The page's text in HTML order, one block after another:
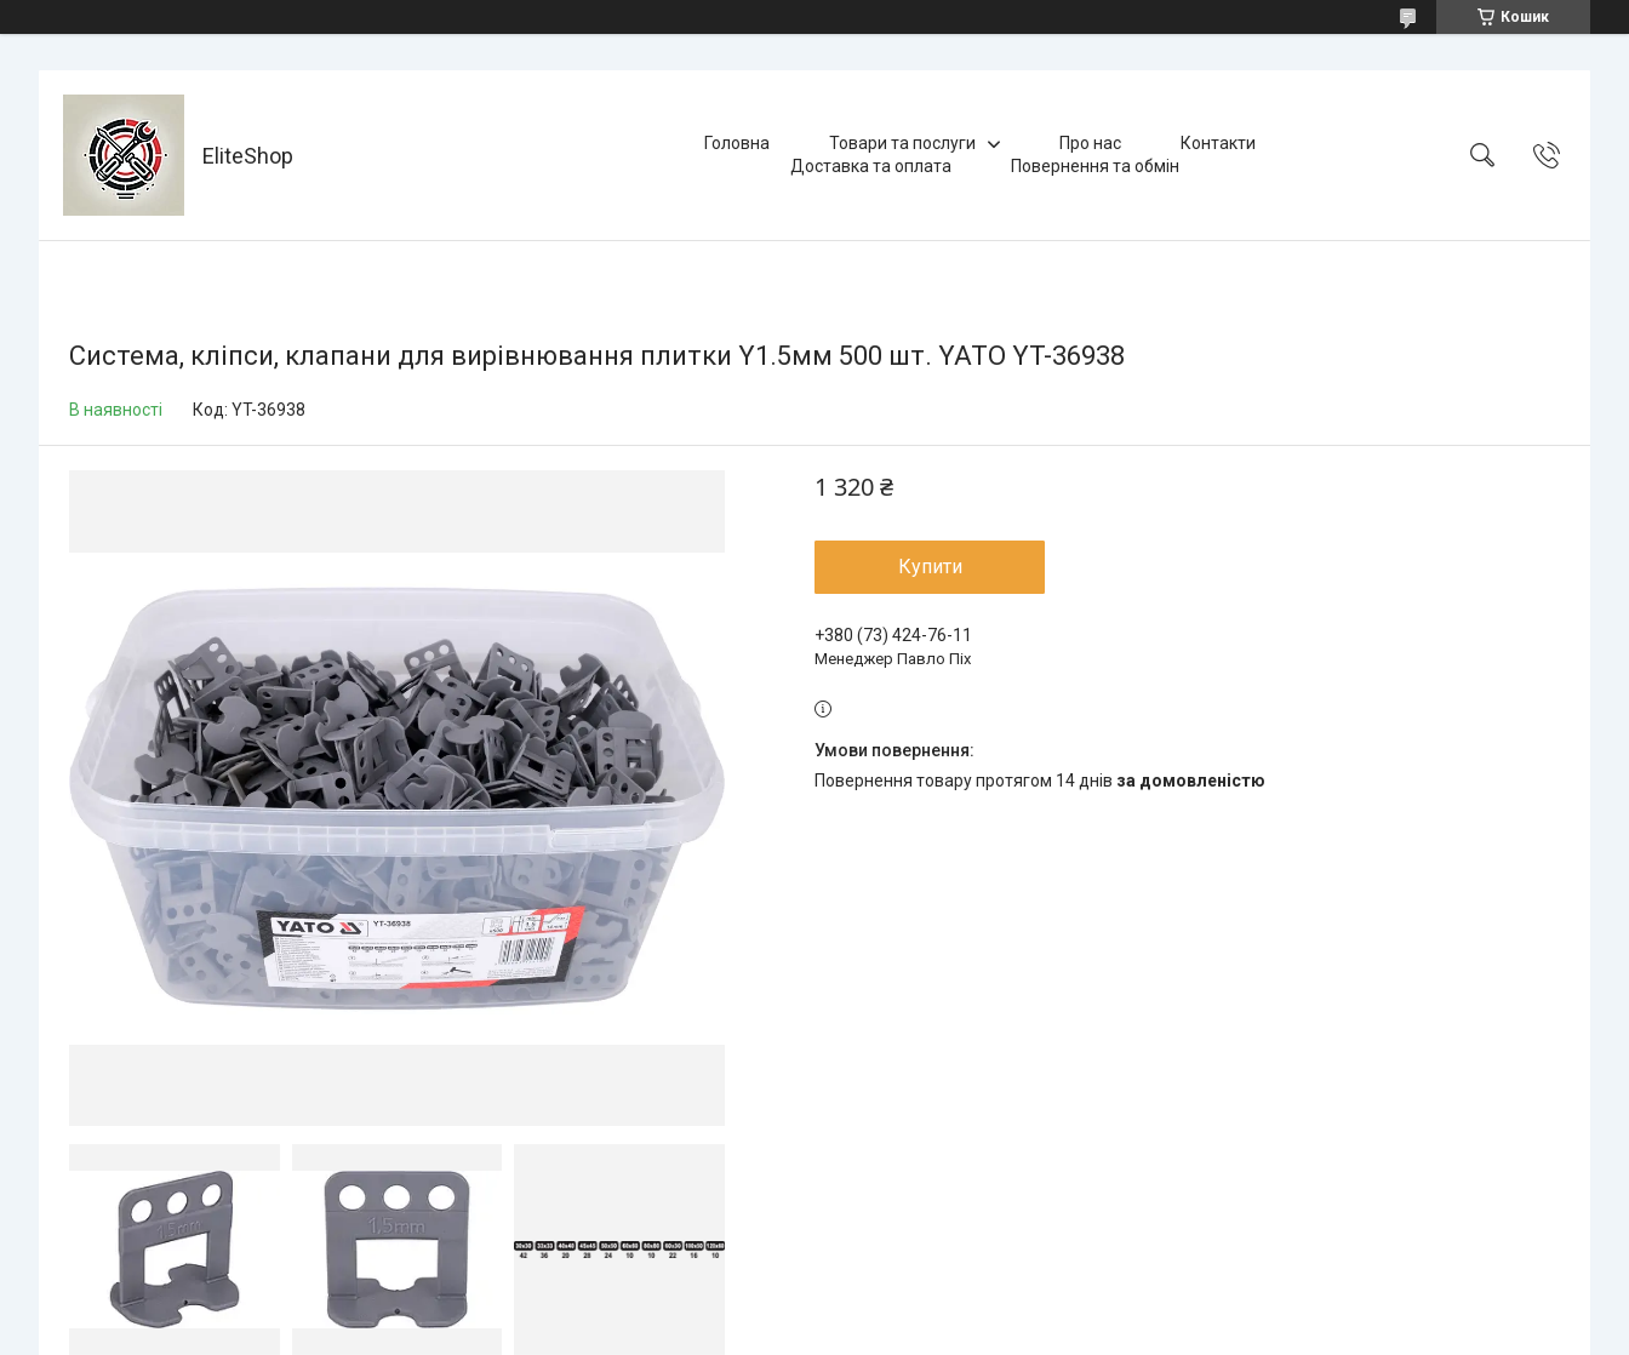
Кошик
EliteShop Головна Товари та послуги Про нас
Контакти
Доставка та оплата
Повернення та обмін
Система, кліпси, клапани для вирівнювання плитки Y1.5мм 500 шт. YATO YT-36938
В наявності Код: YT-36938
1 320 ₴
Купити
+380 (73) 424-76-11
Менеджер Павло Піх
повернення товару протягом 14 днів за домовленістю